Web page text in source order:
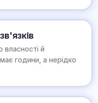
власності й
години, а нерідко